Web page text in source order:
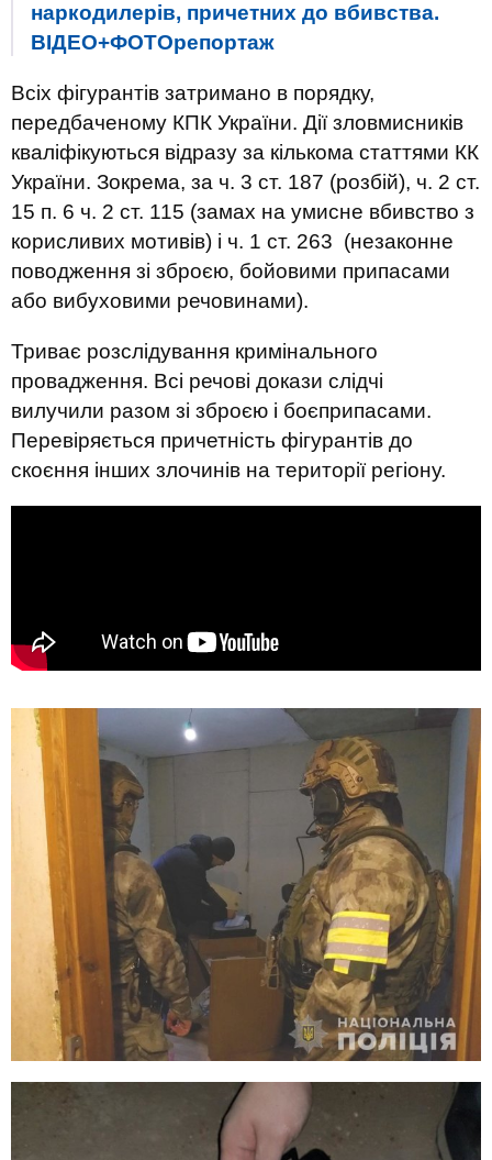
наркодилерів, причетних до вбивства.
ВІДЕО+ФОТОрепортаж
Всіх фігурантів затримано в порядку,
передбаченому КПК України. Дії зловмисників
кваліфікуються відразу за кількома статтями КК
України. Зокрема, за ч. 3 ст. 187 (розбій), ч. 2 ст.
15 п. 6 ч. 2 ст. 115 (замах на умисне вбивство з
корисливих мотивів) і ч. 1 ст. 263 (незаконне
поводження зі зброєю, бойовими припасами
або вибуховими речовинами).
Триває розслідування кримінального
провадження. Всі речові докази слідчі
вилучили разом зі зброєю і боєприпасами.
Перевіряється причетність фігурантів до
скоєння інших злочинів на території регіону.